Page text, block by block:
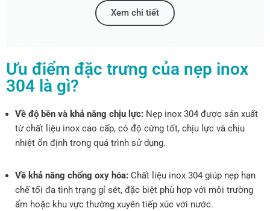
Xem chi tiết
Ưu điểm đặc trưng của nẹp inox
304 là gì?
Về độ bền và khả năng chịu lực: Nẹp inox 304 được sản xuất
từ chất liệu inox cao cấp, có độ cứng tốt, chịu lực và chịu
nhiệt ổn định trong quá trình sử dụng.
Về khả năng chống oxy hóa: Chất liệu inox 304 giúp nẹp hạn
chế tối đa tình trạng gỉ sét, đặc biệt phù hợp với môi trường
ẩm hoặc khu vực thường xuyên tiếp xúc với nước.